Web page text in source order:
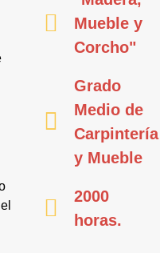
Mueble y
Corcho"
Grado
Medio de
Carpintería
y Mueble
2000
horas.